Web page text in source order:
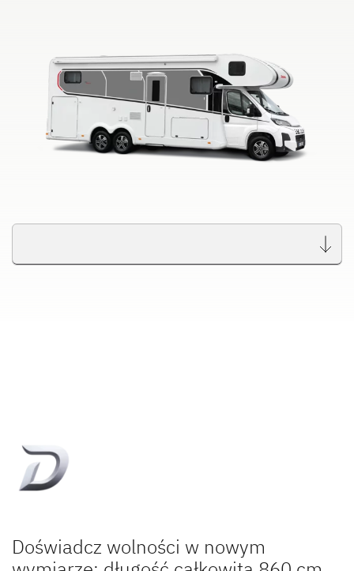
Dealerzy
Doświadcz wolności w nowym
Wyszukiwarka autoryzowanych
dealerów Dethleffs